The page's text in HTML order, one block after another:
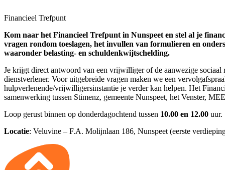
Financieel Trefpunt
Kom naar het Financieel Trefpunt in Nunspeet en stel al je
vragen rondom toeslagen, het invullen van formulieren en
waaronder belasting- en schuldenkwijtschelding.
Je krijgt direct antwoord van een vrijwilliger of de aanwezige sociaal
dienstverlener. Voor uitgebreide vragen maken we een
hulpverlenende/vrijwilligersinstantie je verder kan helpen. Het
samenwerking tussen Stimenz, gemeente Nunspeet, het Venster,
Loop gerust binnen op donderdagochtend tussen 10.00 en 12.00 uur.
Locatie: Veluvine – F.A. Molijnlaan 186, Nunspeet (eerste